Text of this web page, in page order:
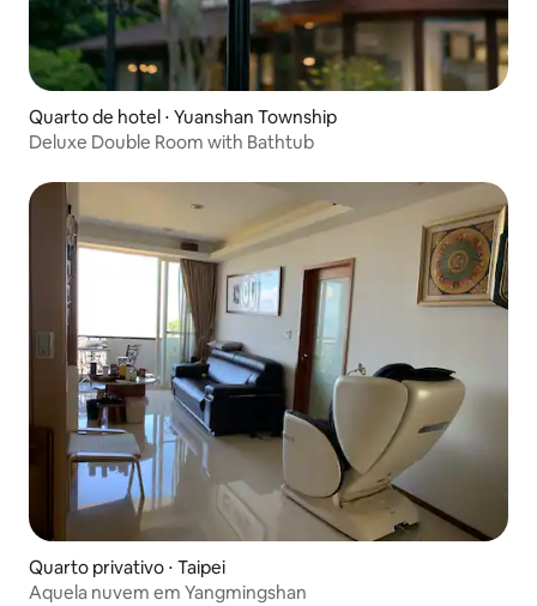
Quarto de hotel ⋅ Yuanshan Township
Deluxe Double Room with Bathtub
Quarto privativo ⋅ Taipei
Aquela nuvem em Yangmingshan